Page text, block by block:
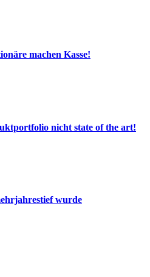
machen Kasse!
nicht state of the art!
wurde